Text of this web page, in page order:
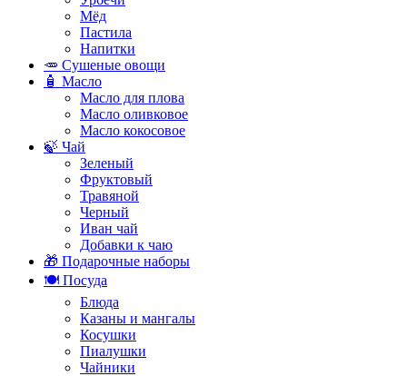
Мёд
Пастила
Напитки
🥕 Сушеные овощи
🧴 Масло
Масло для плова
Масло оливковое
Масло кокосовое
🍃 Чай
Зеленый
Фруктовый
Травяной
Черный
Иван чай
Добавки к чаю
🎁 Подарочные наборы
🍽️ Посуда
Блюда
Казаны и мангалы
Косушки
Пиалушки
Чайники